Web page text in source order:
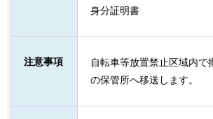
身分証明書
注意事項
自転車等放置禁止区域内
の保管所へ移送します。